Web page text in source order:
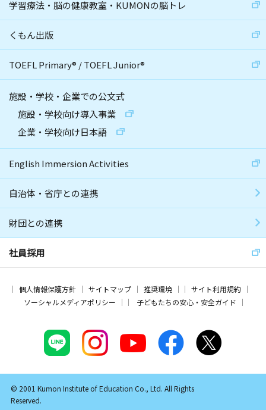
学習療法・脳の健康教室・KUMONの脳トレ
くもん出版
TOEFL Primary® /TOEFL Junior®
施設・学校・企業での公文式
施設・学校向け導入事業
企業・学校向け日本語
English Immersion Activities
自治体・省庁との連携
財団との連携
社員採用
個人情報保護方針 サイトマップ 推奨環境
サイト利用規約
ソーシャルメディアポリシー
子どもたちの安心・安全ガイド
© 2001 Kumon Institute of Education Co., Ltd. All Rights
Reserved.